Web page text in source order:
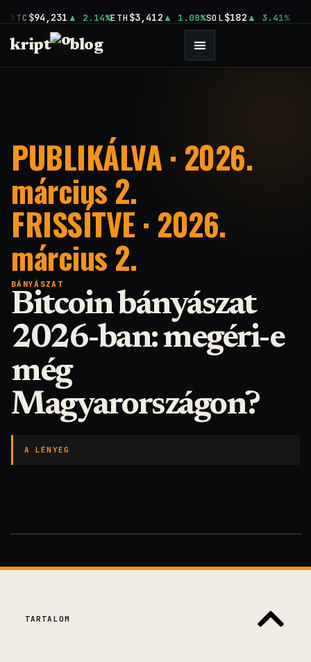
BTC $94,231 2.14%ETH $3,412 1.08%SOL$182 3.41%
kript blog
PUBLIKÁLVA · 2026.
március 2.
FRISSÍTVE · 2026.
március 2.
BÁNYÁSZAT
Bitcoin bányászat
2026-ban: megéri-e
még
Magyarországon?
A LÉNYEG
TARTALOM